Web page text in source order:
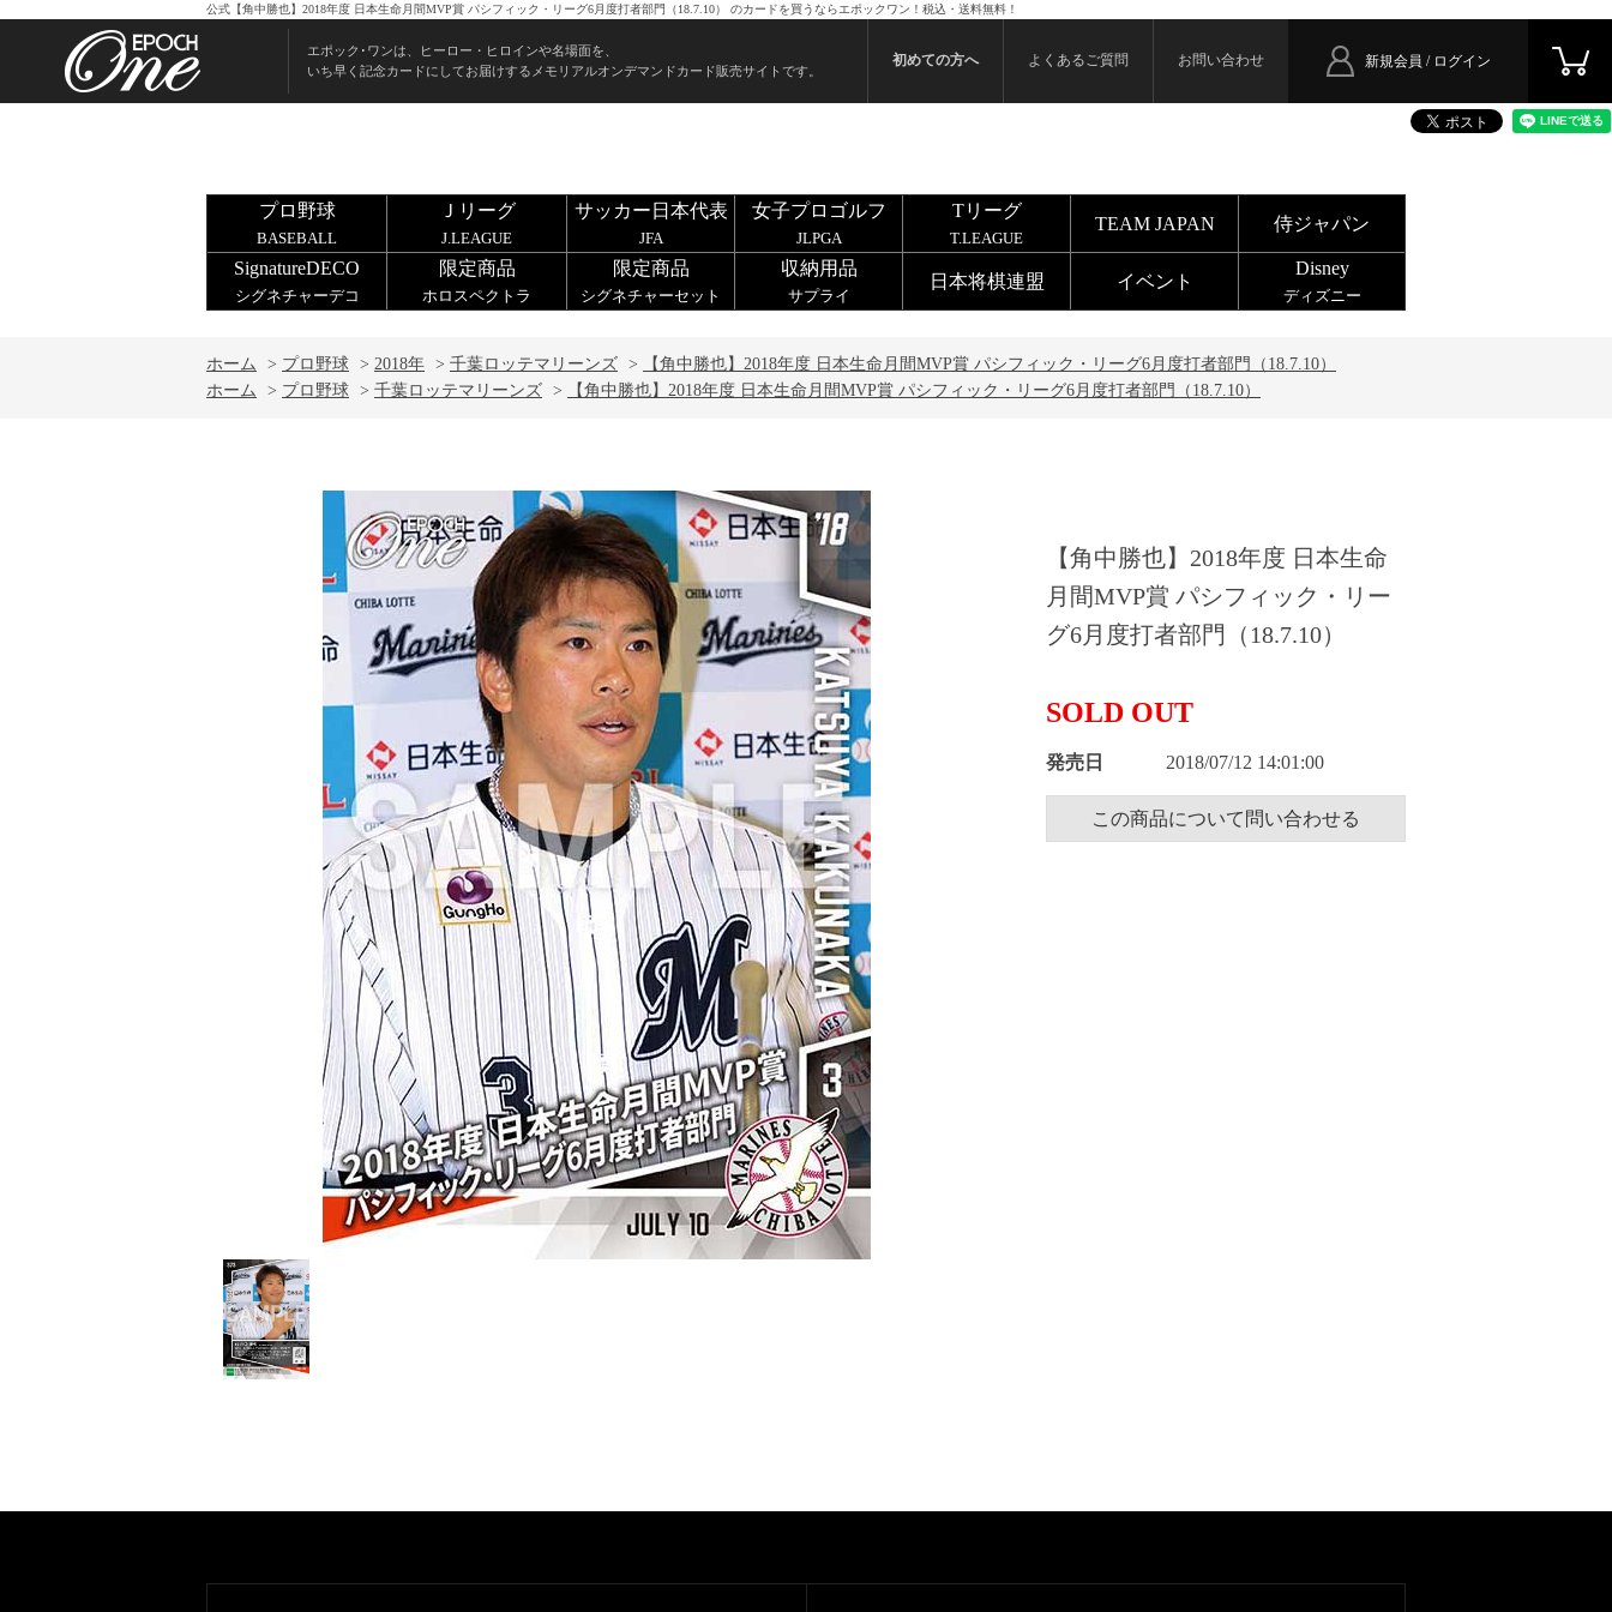
公式【角中勝也】2018年度 日本生命月間MVP賞 パシフィック・リーグ6月度打者部門（18.7.10） のカードを買うならエポックワン！税込・送料無料！
エポック･ワンは、ヒーロー・ヒロインや名場面を、
いち早く記念カードにしてお届けするメモリアルオンデマンドカード販売サイトです。
新規会員 / ログイン
初めての方へ よくあるご質問 お問い合わせ
プロ野球
BASEBALL
Ｊリーグ
J.LEAGUE
サッカー日本代表
JFA
女子プロゴルフ
JLPGA
Tリーグ
T.LEAGUE
TEAM JAPAN 侍ジャパン
SignatureDECO
シグネチャーデコ
限定商品
ホロスペクトラ
限定商品
シグネチャーセット
収納用品
サプライ
日本将棋連盟 イベント
Disney
ディズニー
ホーム > プロ野球 > 2018年 > 千葉ロッテマリーンズ >
【角中勝也】2018年度 日本生命月間MVP賞 パシフィック・リーグ6月度打者部門（18.7.10）
ホーム
> プロ野球 > 千葉ロッテマリーンズ > 【角中勝也】2018年度 日本生命月間MVP賞 パシフィック・リーグ6月度打者部門（18.7.10）
【角中勝也】2018年度 日本生命
月間MVP賞 パシフィック・リー
グ6月度打者部門（18.7.10）
SOLD OUT
発売日 2018/07/12 14:01:00
この商品について問い合わせる